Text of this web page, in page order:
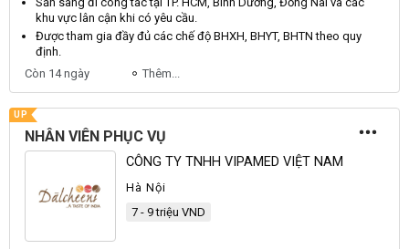
khu vực lân cận khi có yêu cầu.
Được tham gia đầy đủ các chế độ BHXH, BHYT, BHTN theo quy
định.
Còn 14 ngày
Thêm...
UP
NHÂN VIÊN PHỤC VỤ
CÔNG TY TNHH VIPAMED VIỆT NAM
Hà Nội
7 - 9 triệu VND